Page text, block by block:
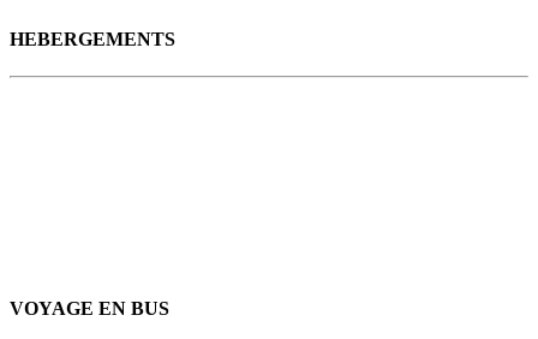
HEBERGEMENTS
VOYAGE EN BUS